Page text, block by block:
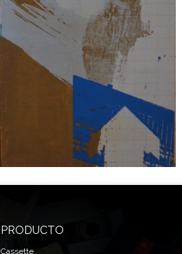
PRODUCTO
Cassette